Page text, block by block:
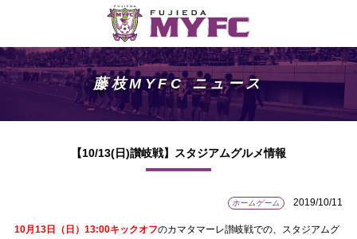
藤枝MYFC ニュース
【10/13(日)讃岐戦】スタジアムグルメ情報
ホームゲーム 2019/10/11
10月13日（日）13:00キックオフのカマタマーレ讃岐戦での、スタジアムグ